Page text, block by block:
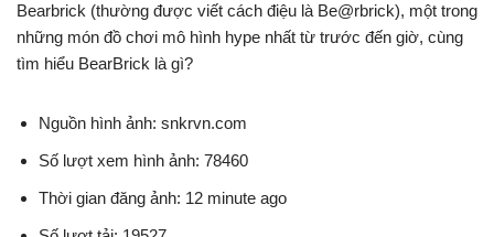
Bearbrick (thường được viết cách điệu là Be@rbrick), một trong
những món đồ chơi mô hình hype nhất từ trước đến giờ, cùng
tìm hiểu BearBrick là gì?
Nguồn hình ảnh: snkrvn.com
Số lượt xem hình ảnh: 78460
Thời gian đăng ảnh: 12 minute ago